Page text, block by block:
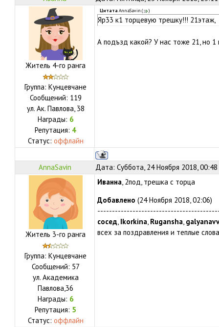
Житель 4-го ранга
Группа: Кунцевчане
Сообщений: 119
ул. Ак. Павлова, 38
Награды: 6
Репутация: 4
Статус: оффлайн
Цитата AnnaSavin ( )
Яр33 к1 торцевую трешку!!! 21этаж,
А подъзд какой? У нас тоже 21, но 1
AnnaSavin Дата: Суббота, 24 Ноября 2018,
Житель 3-го ранга
Группа: Кунцевчане
Сообщений: 57
ул. Академика
Павлова,36
Награды: 6
Репутация: 5
Статус: оффлайн
Иванна, 2под, трешка с торца
Добавлено (24 Ноября 2018, 02:06)
сосед, Ikorkina, Rugansha,
всех за поздравления и теплые